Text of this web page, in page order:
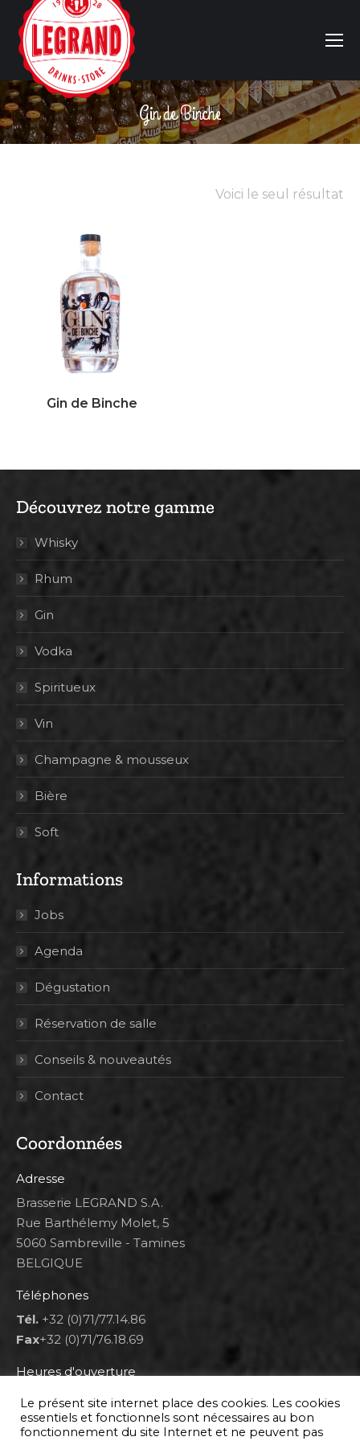
Gin de Binche
Vous êtes ici :
Voici le seul résultat
Gin de Binche
Découvrez notre gamme
Whisky
Rhum
Gin
Vodka
Spiritueux
Vin
Champagne & mousseux
Bière
Soft
Informations
Jobs
Agenda
Dégustation
Réservation de salle
Conseils & nouveautés
Contact
Coordonnées
Adresse
Brasserie LEGRAND S.A.
Rue Barthélemy Molet, 5
5060 Sambreville - Tamines
BELGIQUE
Téléphones
Tél. +32 (0)71/77.14.86
Fax+32 (0)71/76.18.69
Heures d'ouverture
Lun 8h00-12h00 et 12h30-14h30
Mar au ven 8h00-12h00 et 12h30-17h00
Sam 9h00-16h00
Le présent site internet place des cookies. Les cookies
essentiels et fonctionnels sont nécessaires au bon
fonctionnement du site Internet et ne peuvent pas